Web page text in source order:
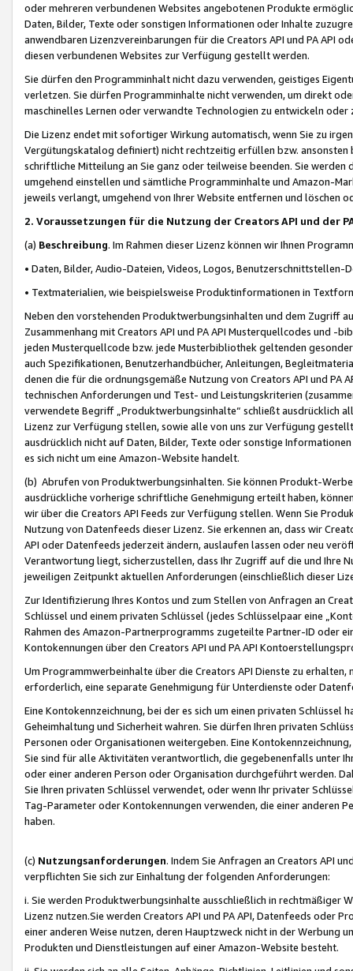
oder mehreren verbundenen Websites angebotenen Produkte
Daten, Bilder, Texte oder sonstigen Informationen oder Inhalte
anwendbaren Lizenzvereinbarungen für die Creators API und PA API
diesen verbundenen Websites zur Verfügung gestellt werden.
Sie dürfen den Programminhalt nicht dazu verwenden, geistiges
verletzen. Sie dürfen Programminhalte nicht verwenden, um direkt
maschinelles Lernen oder verwandte Technologien zu entwickeln
Die Lizenz endet mit sofortiger Wirkung automatisch, wenn Sie zu
Vergütungskatalog definiert) nicht rechtzeitig erfüllen bzw. ansonsten
schriftliche Mitteilung an Sie ganz oder teilweise beenden. Sie werden
umgehend einstellen und sämtliche Programminhalte und Amazon-
jeweils verlangt, umgehend von Ihrer Website entfernen und löschen
2. Voraussetzungen für die Nutzung der Creators API und der
(a) Beschreibung. Im Rahmen dieser Lizenz können wir Ihnen
• Daten, Bilder, Audio-Dateien, Videos, Logos, Benutzerschnittstellen-
• Textmaterialien, wie beispielsweise Produktinformationen in
Neben den vorstehenden Produktwerbungsinhalten und dem Zugriff
Zusammenhang mit Creators API und PA API Musterquellcodes und
jeden Musterquellcode bzw. jede Musterbibliothek geltenden
auch Spezifikationen, Benutzerhandbücher, Anleitungen,
denen die für die ordnungsgemäße Nutzung von Creators API und PA
technischen Anforderungen und Test- und Leistungskriterien
verwendete Begriff „Produktwerbungsinhalte“ schließt ausdrücklich
Lizenz zur Verfügung stellen, sowie alle von uns zur Verfügung
ausdrücklich nicht auf Daten, Bilder, Texte oder sonstige
es sich nicht um eine Amazon-Website handelt.
(b) Abrufen von Produktwerbungsinhalten. Sie können Produkt-
ausdrückliche vorherige schriftliche Genehmigung erteilt haben,
wir über die Creators API Feeds zur Verfügung stellen. Wenn Sie
Nutzung von Datenfeeds dieser Lizenz. Sie erkennen an, dass wir
API oder Datenfeeds jederzeit ändern, auslaufen lassen oder neu
Verantwortung liegt, sicherzustellen, dass Ihr Zugriff auf die und Ihre
jeweiligen Zeitpunkt aktuellen Anforderungen (einschließlich dieser
Zur Identifizierung Ihres Kontos und zum Stellen von Anfragen an
Schlüssel und einem privaten Schlüssel (jedes Schlüsselpaar eine
Rahmen des Amazon-Partnerprogramms zugeteilte Partner-ID oder
Kontokennungen über den Creators API und PA API
Um Programmwerbeinhalte über die Creators API Dienste zu
erforderlich, eine separate Genehmigung für Unterdienste oder
Eine Kontokennzeichnung, bei der es sich um einen privaten
Geheimhaltung und Sicherheit wahren. Sie dürfen Ihren privaten
Personen oder Organisationen weitergeben. Eine
Sie sind für alle Aktivitäten verantwortlich, die gegebenenfalls unter
oder einer anderen Person oder Organisation durchgeführt werden.
Sie Ihren privaten Schlüssel verwendet, oder wenn Ihr privater
Tag-Parameter oder Kontokennungen verwenden, die einer anderen
haben.
(c) Nutzungsanforderungen. Indem Sie Anfragen an Creators API
verpflichten Sie sich zur Einhaltung der folgenden Anforderungen:
i. Sie werden Produktwerbungsinhalte ausschließlich in rechtmäßiger
Lizenz nutzen.Sie werden Creators API und PA API, Datenfeeds oder
einer anderen Weise nutzen, deren Hauptzweck nicht in der Werbung
Produkten und Dienstleistungen auf einer Amazon-Website besteht.